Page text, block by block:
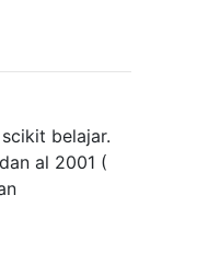
belajar.
al 2001 (